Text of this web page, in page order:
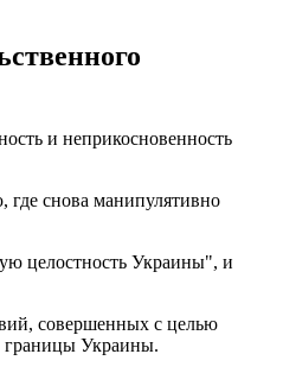
и неприкосновенность
снова манипулятивно
целостность Украины", и
совершенных с целью
границы Украины.